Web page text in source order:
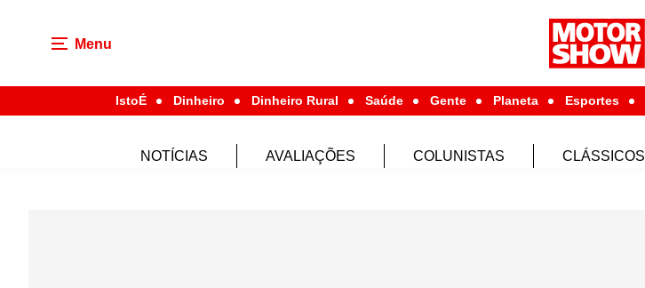
Menu
IstoÉ Dinheiro Dinheiro Rural Saúde Gente Planeta Esportes
NOTÍCIAS AVALIAÇÕES COLUNISTAS CLÁSSICOS